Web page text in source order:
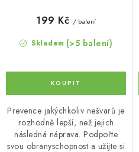
Skladem (>5 balení)
199 Kč / balení
Prevence jakýchkoliv nešvarů je
rozhodně lepší, než jejich
následná náprava. Podpořte
svou obranyschopnost a užijte si